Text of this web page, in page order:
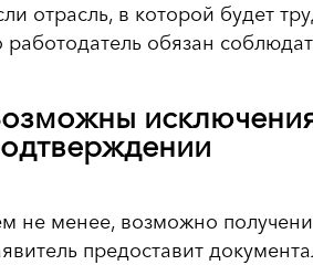
отрасль, в которой будет
работодатель обязан
не менее, возможно
предоставит